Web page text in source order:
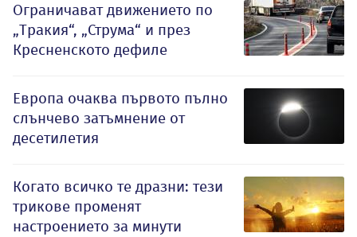
Ограничават движението по
„Тракия“, „Струма“ и през
Кресненското дефиле
Европа очаква първото пълно
слънчево затъмнение от
десетилетия
Когато всичко те дразни: тези
трикове променят
настроението за минути